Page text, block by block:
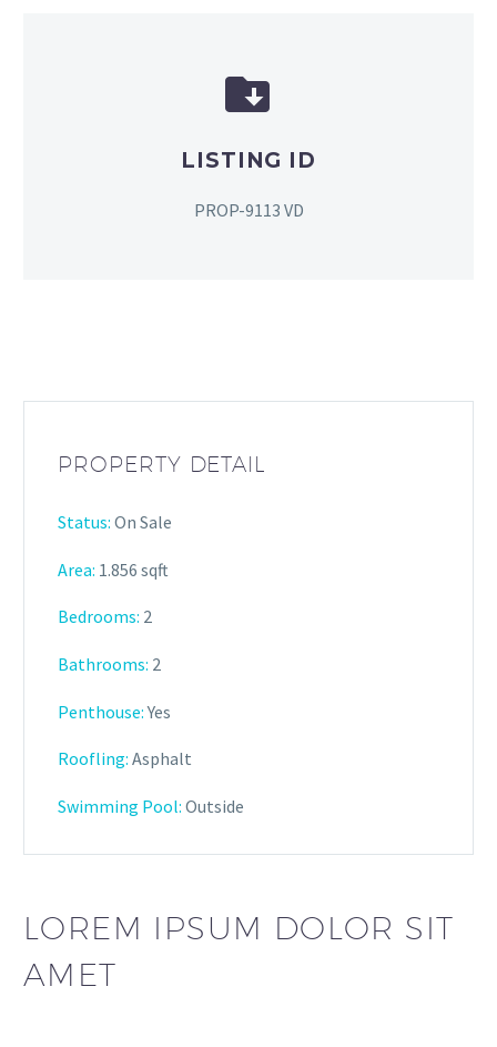


LISTING ID
PROP-9113 VD
PROPERTY DETAIL
Status: On Sale
Area: 1.856 sqft
Bedrooms: 2
Bathrooms: 2
Penthouse:Yes
Roofling: Asphalt
Swimming Pool: Outside
LOREM IPSUM DOLOR SIT
AMET